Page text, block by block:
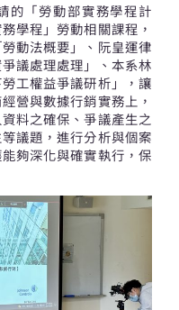
的「勞動部實務學程計
學程」勞動相關課程，
動法概要」、阮皇運律
議處理處理」、本系林
工權益爭議研析」，讓
營與數據行銷實務上，
料之確保、爭議產生之
議題，進行分析與個案
夠深化與確實執行，保